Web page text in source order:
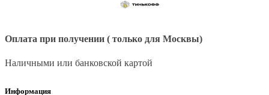
Оплата при получении ( только для Москвы)
Наличными или банковской картой
Информация